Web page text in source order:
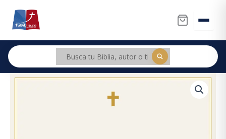
contenido
libro